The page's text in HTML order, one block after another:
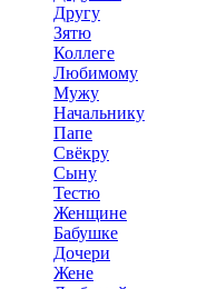
Другу
Зятю
Коллеге
Любимому
Мужу
Начальнику
Папе
Свёкру
Сыну
Тестю
Женщине
Бабушке
Дочери
Жене